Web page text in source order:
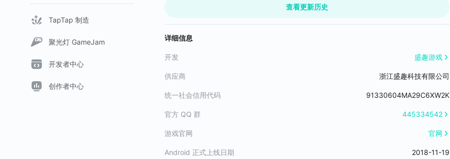
TapTap 制造
聚光灯 GameJam
开发者中心
创作者中心
保存在方案内的符文将增加角标以作区分，且不显示在符文分解界面。
（4）无尽之路
间进行重新排名。
（5）场景加载
（6）对话系统
（7）技能调整
我们对斩星风暴技能的伤害进行了修正，攻击力加成百分比由220%调整为110%。
（8）同屏显示
同屏显示人数超过限制时，攻击方的角色优先显示在屏幕内。
查看更新历史
详细信息
开发 盛趣游戏
供应商 浙江盛趣科技有限公司
统一社会信用代码 91330604MA29C6XW2K
官方 QQ 群 445334542
游戏官网 官网
Android 正式上线日期 2018-11-19